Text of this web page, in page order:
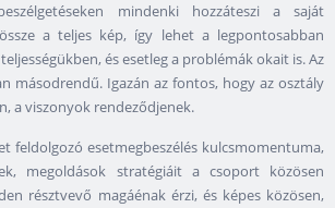
mindenki hozzáteszi a saját
a teljes kép, így lehet a legpontosabban
és esetleg a problémák okait is. Az
másodrendű. Igazán az fontos, hogy az osztály
a viszonyok rendeződjenek.
feldolgozó esetmegbeszélés kulcsmomentuma,
megoldások stratégiáit a csoport közösen
résztvevő magáénak érzi, és képes közösen,